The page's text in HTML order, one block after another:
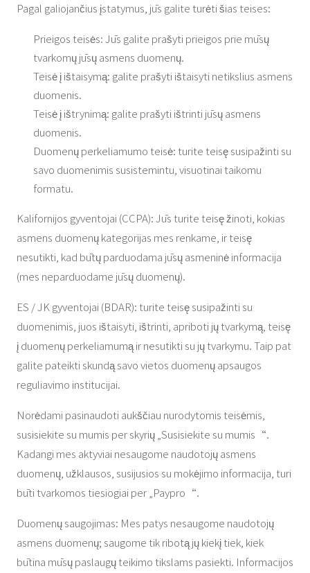
Pagal galiojančius įstatymus, jūs galite turėti šias teises:
Prieigos teisės: Jūs galite prašyti prieigos prie mūsų
tvarkomų jūsų asmens duomenų.
Teisė į ištaisymą: galite prašyti ištaisyti netikslius asmens
duomenis.
Teisė į ištrynimą: galite prašyti ištrinti jūsų asmens
duomenis.
Duomenų perkeliamumo teisė: turite teisę susipažinti su
savo duomenimis susistemintu, visuotinai taikomu
formatu.
Kalifornijos gyventojai (CCPA): Jūs turite teisę žinoti, kokias
asmens duomenų kategorijas mes renkame, ir teisę
nesutikti, kad būtų parduodama jūsų asmeninė informacija
(mes neparduodame jūsų duomenų).
ES / JK gyventojai (BDAR): turite teisę susipažinti su
duomenimis, juos ištaisyti, ištrinti, apriboti jų tvarkymą, teisę
į duomenų perkeliamumą ir nesutikti su jų tvarkymu. Taip pat
galite pateikti skundą savo vietos duomenų apsaugos
reguliavimo institucijai.
Norėdami pasinaudoti aukščiau nurodytomis teisėmis,
susisiekite su mumis per skyrių „Susisiekite su mumis“.
Kadangi mes aktyviai nesaugome naudotojų asmens
duomenų, užklausos, susijusios su mokėjimo informacija, turi
būti tvarkomos tiesiogiai per „Paypro“.
Duomenų saugojimas: Mes patys nesaugome naudotojų
asmens duomenų; saugome tik ribotą jų kiekį tiek, kiek
būtina mūsų paslaugų teikimo tikslams pasiekti. Informacijos